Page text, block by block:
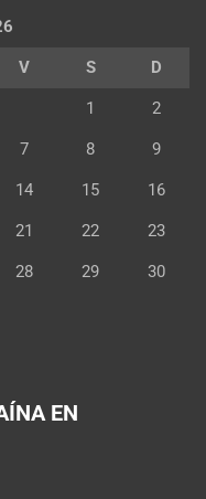
V S D
1 2
7 8 9
14 15 16
21 22 23
28 29 30
EN